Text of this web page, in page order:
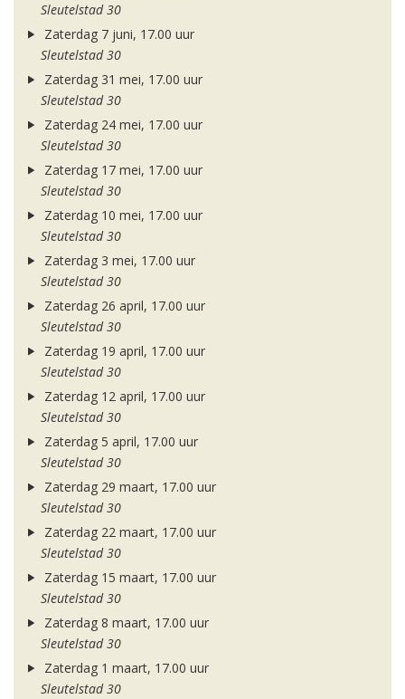
Sleutelstad 30
Zaterdag 7 juni, 17.00 uur
Sleutelstad 30
Zaterdag 31 mei, 17.00 uur
Sleutelstad 30
Zaterdag 24 mei, 17.00 uur
Sleutelstad 30
Zaterdag 17 mei, 17.00 uur
Sleutelstad 30
Zaterdag 10 mei, 17.00 uur
Sleutelstad 30
Zaterdag 3 mei, 17.00 uur
Sleutelstad 30
Zaterdag 26 april, 17.00 uur
Sleutelstad 30
Zaterdag 19 april, 17.00 uur
Sleutelstad 30
Zaterdag 12 april, 17.00 uur
Sleutelstad 30
Zaterdag 5 april, 17.00 uur
Sleutelstad 30
Zaterdag 29 maart, 17.00 uur
Sleutelstad 30
Zaterdag 22 maart, 17.00 uur
Sleutelstad 30
Zaterdag 15 maart, 17.00 uur
Sleutelstad 30
Zaterdag 8 maart, 17.00 uur
Sleutelstad 30
Zaterdag 1 maart, 17.00 uur
Sleutelstad 30